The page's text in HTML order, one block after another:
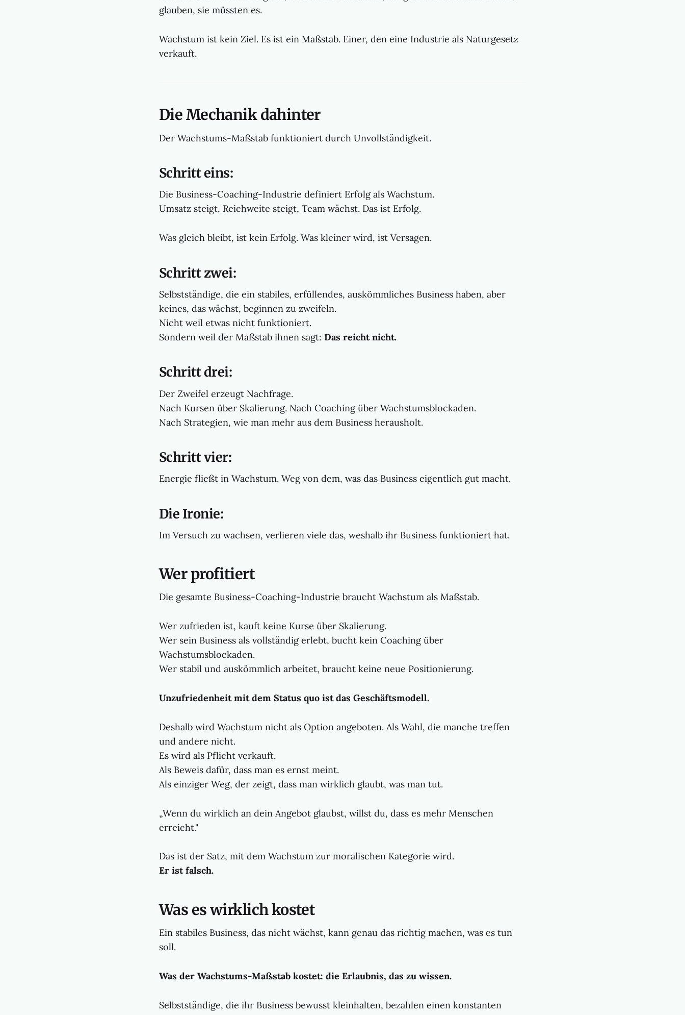
glauben, sie müssten es.
Wachstum ist kein Ziel. Es ist ein Maßstab. Einer, den eine Industrie als Naturgesetz
verkauft.
Die Mechanik dahinter
Der Wachstums-Maßstab funktioniert durch Unvollständigkeit.
Schritt eins:
Die Business-Coaching-Industrie definiert Erfolg als Wachstum.
Umsatz steigt, Reichweite steigt, Team wächst. Das ist Erfolg.
Was gleich bleibt, ist kein Erfolg. Was kleiner wird, ist Versagen.
Schritt zwei:
Selbstständige, die ein stabiles, erfüllendes, auskömmliches Business haben, aber
keines, das wächst, beginnen zu zweifeln.
Nicht weil etwas nicht funktioniert.
Sondern weil der Maßstab ihnen sagt: Das reicht nicht.
Schritt drei:
Der Zweifel erzeugt Nachfrage.
Nach Kursen über Skalierung. Nach Coaching über Wachstumsblockaden.
Nach Strategien, wie man mehr aus dem Business herausholt.
Schritt vier:
Energie fließt in Wachstum. Weg von dem, was das Business eigentlich gut macht.
Die Ironie:
Im Versuch zu wachsen, verlieren viele das, weshalb ihr Business funktioniert hat.
Wer profitiert
Die gesamte Business-Coaching-Industrie braucht Wachstum als Maßstab.
Wer zufrieden ist, kauft keine Kurse über Skalierung.
Wer sein Business als vollständig erlebt, bucht kein Coaching über
Wachstumsblockaden.
Wer stabil und auskömmlich arbeitet, braucht keine neue Positionierung.
Unzufriedenheit mit dem Status quo ist das Geschäftsmodell.
Deshalb wird Wachstum nicht als Option angeboten. Als Wahl, die manche treffen
und andere nicht.
Es wird als Pflicht verkauft.
Als Beweis dafür, dass man es ernst meint.
Als einziger Weg, der zeigt, dass man wirklich glaubt, was man tut.
„Wenn du wirklich an dein Angebot glaubst, willst du, dass es mehr Menschen
erreicht."
Das ist der Satz, mit dem Wachstum zur moralischen Kategorie wird.
Er ist falsch.
Was es wirklich kostet
Ein stabiles Business, das nicht wächst, kann genau das richtig machen, was es tun
soll.
Was der Wachstums-Maßstab kostet: die Erlaubnis, das zu wissen.
Selbstständige, die ihr Business bewusst kleinhalten, bezahlen einen konstanten